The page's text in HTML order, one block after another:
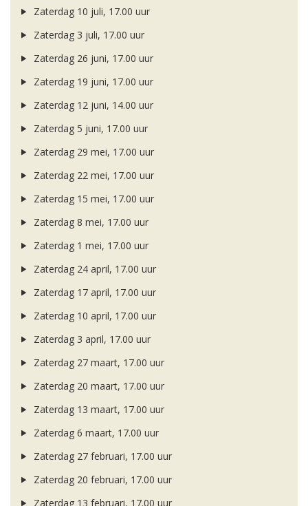
Zaterdag 10 juli, 17.00 uur
Zaterdag 3 juli, 17.00 uur
Zaterdag 26 juni, 17.00 uur
Zaterdag 19 juni, 17.00 uur
Zaterdag 12 juni, 14.00 uur
Zaterdag 5 juni, 17.00 uur
Zaterdag 29 mei, 17.00 uur
Zaterdag 22 mei, 17.00 uur
Zaterdag 15 mei, 17.00 uur
Zaterdag 8 mei, 17.00 uur
Zaterdag 1 mei, 17.00 uur
Zaterdag 24 april, 17.00 uur
Zaterdag 17 april, 17.00 uur
Zaterdag 10 april, 17.00 uur
Zaterdag 3 april, 17.00 uur
Zaterdag 27 maart, 17.00 uur
Zaterdag 20 maart, 17.00 uur
Zaterdag 13 maart, 17.00 uur
Zaterdag 6 maart, 17.00 uur
Zaterdag 27 februari, 17.00 uur
Zaterdag 20 februari, 17.00 uur
Zaterdag 13 februari, 17.00 uur